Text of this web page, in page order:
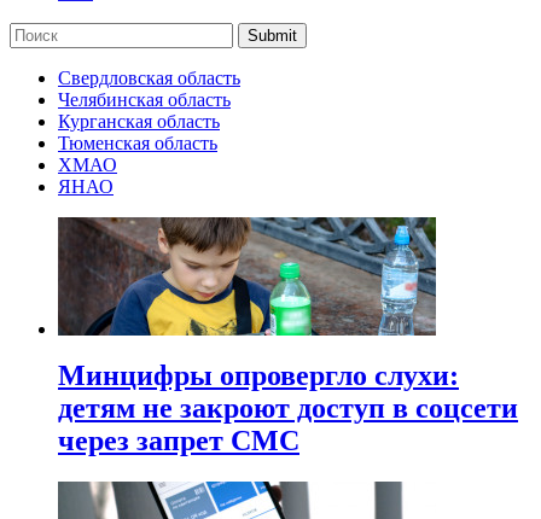
Submit
Свердловская область
Челябинская область
Курганская область
Тюменская область
ХМАО
ЯНАО
Минцифры опровергло слухи:
детям не закроют доступ в соцсети
через запрет СМС